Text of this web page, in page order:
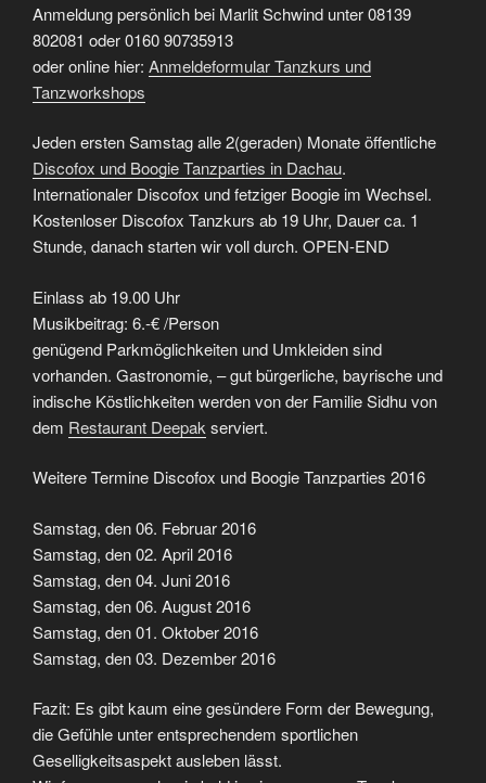
Anmeldung persönlich bei Marlit Schwind unter 08139
802081 oder 0160 90735913
oder online hier: Anmeldeformular Tanzkurs und
Tanzworkshops
Jeden ersten Samstag alle 2(geraden) Monate öffentliche
Discofox und Boogie Tanzparties in Dachau.
Internationaler Discofox und fetziger Boogie im Wechsel.
Kostenloser Discofox Tanzkurs ab 19 Uhr, Dauer ca. 1
Stunde, danach starten wir voll durch. OPEN-END
Einlass ab 19.00 Uhr
Musikbeitrag: 6.-€ /Person
genügend Parkmöglichkeiten und Umkleiden sind
vorhanden. Gastronomie, – gut bürgerliche, bayrische und
indische Köstlichkeiten werden von der Familie Sidhu von
dem Restaurant Deepak serviert.
Weitere Termine Discofox und Boogie Tanzparties 2016
Samstag, den 06. Februar 2016
Samstag, den 02. April 2016
Samstag, den 04. Juni 2016
Samstag, den 06. August 2016
Samstag, den 01. Oktober 2016
Samstag, den 03. Dezember 2016
Fazit: Es gibt kaum eine gesündere Form der Bewegung,
die Gefühle unter entsprechendem sportlichen
Geselligkeitsaspekt ausleben lässt.